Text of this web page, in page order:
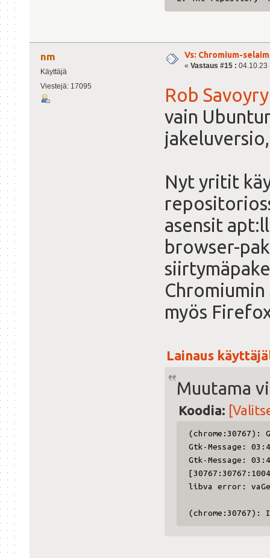
nm
Käyttäjä
Viestejä: 17095
Vs: Chromium-
« Vastaus #15 : 04.10.23
Rob
vain
Nyt yritit
asensit
browser-
myös
Lainaus
Muutama
Koodia:
Gtk-Message:
Gtk-Message:
libva error:
(chrome:30767):